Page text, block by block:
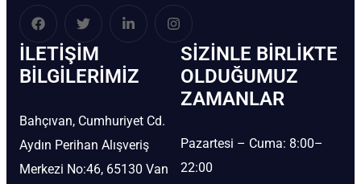
İLETIŞIM
BİLGILERIMIZ
Bahçıvan, Cumhuriyet Cd.
Aydın Perihan Alışveriş
Merkezi No:46, 65130 Van
SIZINLE BIRLIKTE
OLDUĞUMUZ
ZAMANLAR
Pazartesi – Cuma: 8:00–
22:00